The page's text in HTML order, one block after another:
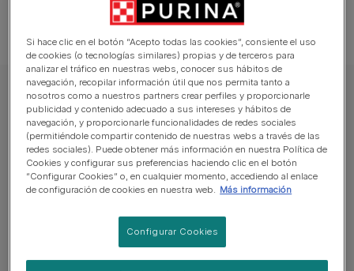
GOURMET Gato Comida húmeda
PURINA® GOURMET™ GOLD Bocaditos en
Salsa Pollo e Hígado
Sin reseñas aún
Tamaños disponibles: 85g
Si hace clic en el botón “Acepto todas las cookies”, consiente el uso
de cookies (o tecnologías similares) propias y de terceros para
analizar el tráfico en nuestras webs, conocer sus hábitos de
navegación, recopilar información útil que nos permita tanto a
nosotros como a nuestros partners crear perfiles y proporcionarle
publicidad y contenido adecuado a sus intereses y hábitos de
navegación, y proporcionarle funcionalidades de redes sociales
(permitiéndole compartir contenido de nuestras webs a través de las
redes sociales). Puede obtener más información en nuestra Política de
Cookies y configurar sus preferencias haciendo clic en el botón
“Configurar Cookies” o, en cualquier momento, accediendo al enlace
de configuración de cookies en nuestra web.
Más información
Configurar Cookies